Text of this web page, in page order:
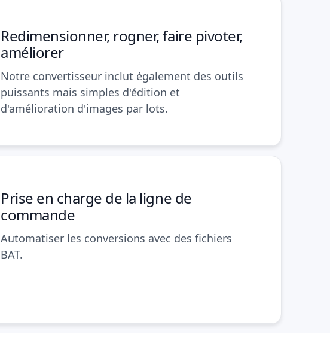
Redimensionner, rogner, faire pivoter,
améliorer
Notre convertisseur inclut également des outils
puissants mais simples d'édition et
d'amélioration d'images par lots.
Prise en charge de la ligne de
commande
Automatiser les conversions avec des fichiers
BAT.